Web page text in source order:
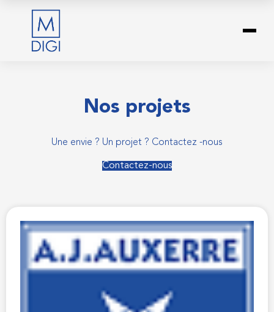
Nos projets
Une envie ? Un projet ? Contactez -nous
Contactez-nous